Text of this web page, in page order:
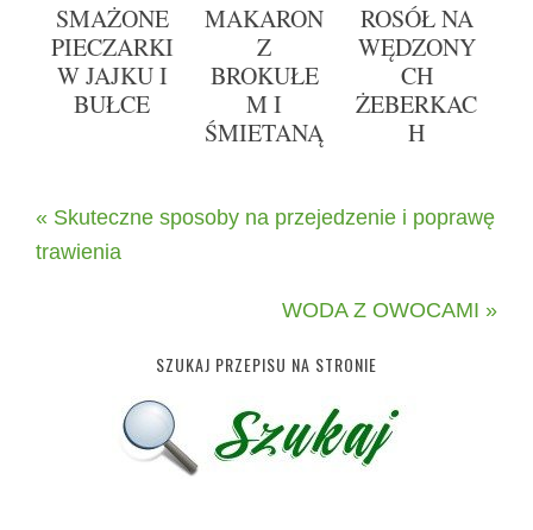
SMAŻONE
PIECZARKI
W JAJKU I
BUŁCE
MAKARON
Z
BROKUŁE
M I
ŚMIETANĄ
ROSÓŁ NA
WĘDZONY
CH
ŻEBERKAC
H
« Skuteczne sposoby na przejedzenie i poprawę
trawienia
WODA Z OWOCAMI »
SZUKAJ PRZEPISU NA STRONIE